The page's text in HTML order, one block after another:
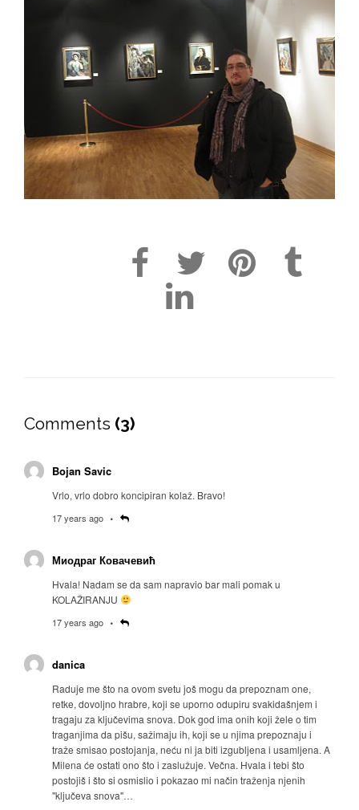
Comments (3)
Bojan Savic
Vrlo, vrlo dobro koncipiran kolaž. Bravo!
17 years ago
Миодраг Ковачевић
Hvala! Nadam se da sam napravio bar mali pomak u
KOLAŽIRANJU
17 years ago
danica
Raduje me što na ovom svetu još mogu da prepoznam one,
retke, dovoljno hrabre, koji se uporno odupiru svakidašnjem i
tragaju za ključevima snova. Dok god ima onih koji žele o tim
traganjima da pišu, sažimaju ih, koji se u njima prepoznaju i
traže smisao postojanja, neću ni ja biti izgubljena i usamljena. A
Milena će ostati ono što i zaslužuje. Večna. Hvala i tebi što
postojiš i što si osmislio i pokazao mi način traženja njenih
"ključeva snova"…